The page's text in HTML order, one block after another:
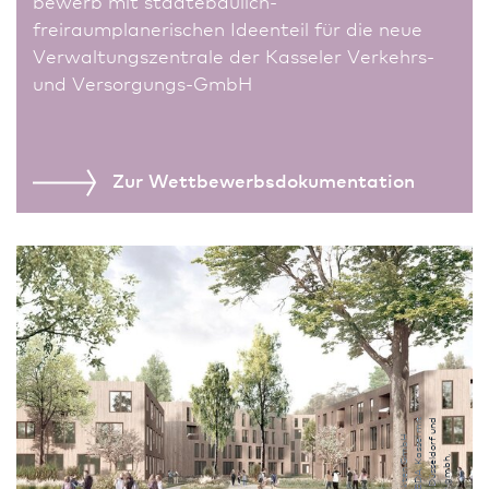
freiraumplanerischen Ideenteil für die neue
Verwaltungszentrale der Kasseler Verkehrs-
und Versorgungs-GmbH
Zur Wettbewerbs­dokumentation